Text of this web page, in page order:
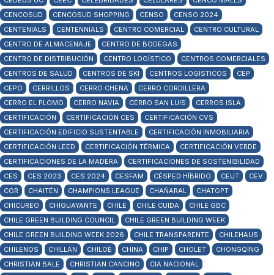
CENCOSUD
CENCOSUD SHOPPING CENSO
CENSO 2024
CENTENIALS
CENTENNIALS CENTRO COMERCIAL
CENTRO CULTURAL
CENTRO DE ALMACENAJE
CENTRO DE BODEGAS
CENTRO DE DISTRIBUCIÓN
CENTRO LOGÍSTICO
CENTROS COMERCIALES
CENTROS DE SALUD
CENTROS DE SKI CENTROS LOGISTICOS
CEP
CEPO
CERRILLOS CERRO CHENA
CERRO CORDILLERA
CERRO EL PLOMO
CERRO NAVIA CERRO SAN LUIS
CERROS ISLA
CERTIFICACIÓN
CERTIFICACIÓN CES
CERTIFICACIÓN CVS
CERTIFICACIÓN EDIFICIO SUSTENTABLE
CERTIFICACIÓN INMOBILIARIA
CERTIFICACIÓN LEED
CERTIFICACIÓN TÉRMICA
CERTIFICACIÓN VERDE
CERTIFICACIONES DE LA MADERA
CERTIFICACIONES DE SOSTENIBILIDAD
CES
CES 2023 CES 2024 CESFAM CÉSPED HÍBRIDO CEUT
CEV
CGR
CHAITÉN CHAMPIONS LEAGUE CHAÑARAL
CHATGPT
CHICUREO
CHIGUAYANTE CHILE CHILE CUIDA
CHILE GBC
CHILE GREEN BUILDING COUNCIL
CHILE GREEN BUILDING WEEK
CHILE GREEN BUILDING WEEK 2026
CHILE TRANSPARENTE
CHILEHAUS
CHILENOS
CHILLÁN CHILOÉ CHINA CHIP CHOLET
CHONGQING
CHRISTIAN BALE
CHRISTIAN CANCINO
CIA NACIONAL